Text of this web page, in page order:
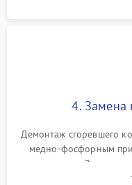
4. Замена
Демонтаж сгоревшего
медно-фосфорным
осушителя. Замена
сломанных заслонок